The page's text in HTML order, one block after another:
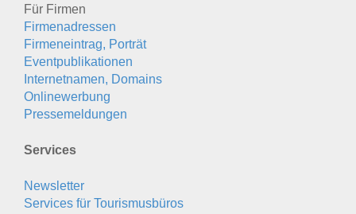
Für Firmen
Firmenadressen
Firmeneintrag, Porträt
Eventpublikationen
Internetnamen, Domains
Onlinewerbung
Pressemeldungen
Services
Newsletter
Services für Tourismusbüros